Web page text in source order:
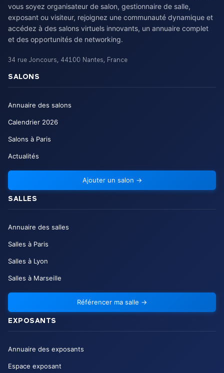
vous soyez organisateur de salon, gestionnaire de salle,
exposant ou visiteur, rejoignez une communauté dynamique et
accédez à des salons virtuels innovants, un annuaire complet
et des opportunités de networking.
34 rue Joncours, 44100 Nantes, France
SALONS
Annuaire des salons
Calendrier 2026
Salons à Paris
Actualités
Ajouter un salon →
SALLES
Annuaire des salles
Salles à Paris
Salles à Lyon
Salles à Marseille
Référencer ma salle →
EXPOSANTS
Annuaire des exposants
Espace exposant